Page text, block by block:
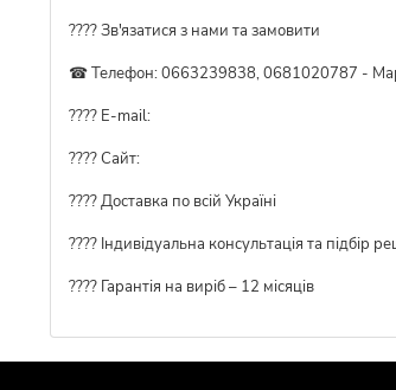
???? Зв'язатися з нами та замовити
☎ Телефон: 0663239838, 0681020787 -
???? E-mail:
???? Сайт:
???? Доставка по всій Україні
????️ Індивідуальна консультація та підбір
???? Гарантія на виріб – 12 місяців